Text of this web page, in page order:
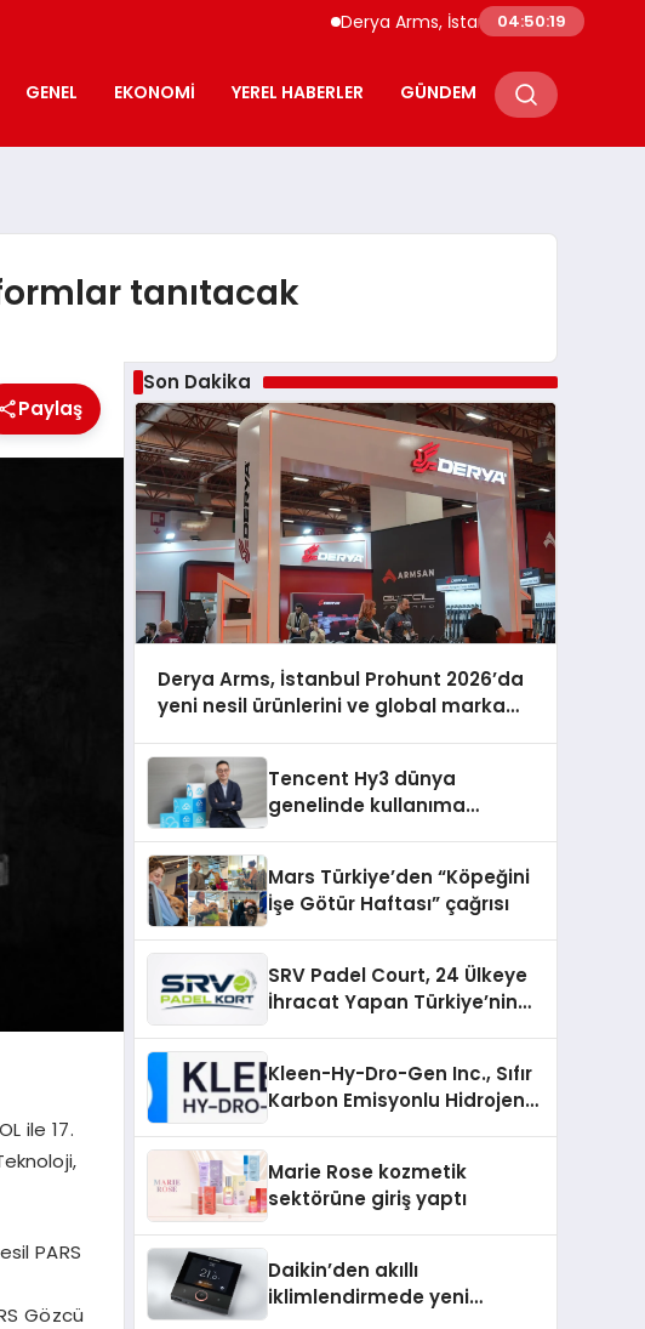
Derya Arms, İstanbul Prohunt 2026’da
04:50:20
GENEL EKONOMI YEREL HABERLER GÜNDEM
tanıtacak
Paylaş
ile 17.
PARS
Gözcü
Son Dakika
Derya Arms, İstanbul Prohunt 2026’da
yeni nesil ürünlerini ve global marka
Tencent Hy3 dünya
genelinde kullanıma
Mars Türkiye’den “Köpeğini
İşe Götür Haftası” çağrısı
SRV Padel Court, 24 Ülkeye
İhracat Yapan Türkiye’nin
Kleen-Hy-Dro-Gen Inc., Sıfır
Karbon Emisyonlu Hidrojen
Aldı
Marie Rose kozmetik
sektörüne giriş yaptı
Daikin’den akıllı
iklimlendirmede yeni